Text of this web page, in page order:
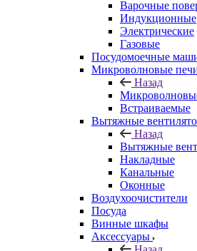
Варочные
Индукционные
Электрические
Газовые
Посудомоечные
Микроволновые
Назад
Встраиваемые
Вытяжные
Назад
Вытяжные
Накладные
Канальные
Оконные
Воздухоочистители
Посуда
Винные шкафы
Аксессуары